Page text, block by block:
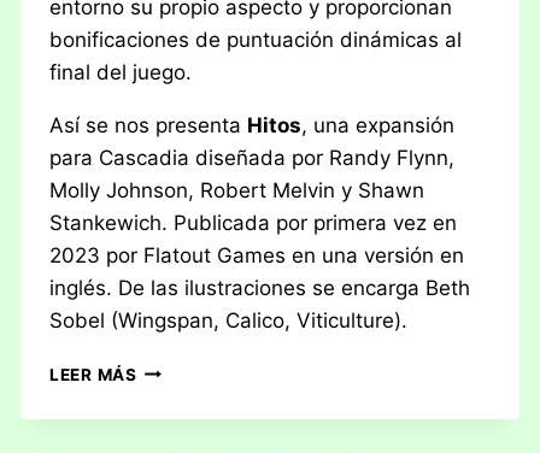
entorno su propio aspecto y proporcionan
bonificaciones de puntuación dinámicas al
final del juego.
Así se nos presenta Hitos, una expansión
para Cascadia diseñada por Randy Flynn,
Molly Johnson, Robert Melvin y Shawn
Stankewich. Publicada por primera vez en
2023 por Flatout Games en una versión en
inglés. De las ilustraciones se encarga Beth
Sobel (Wingspan, Calico, Viticulture).
LEER MÁS RESEÑA:
–